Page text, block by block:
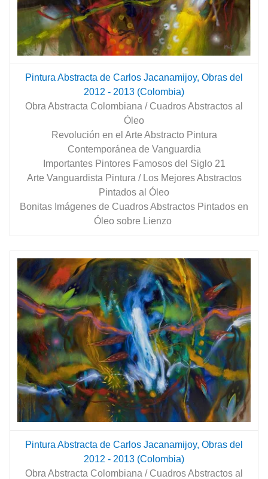
Pintura Abstracta de Carlos Jacanamijoy, Obras del
2012 - 2013 (Colombia)
Obra Abstracta Colombiana / Cuadros Abstractos al
Óleo
Revolución en el Arte Abstracto Pintura
Contemporánea de Vanguardia
Importantes Pintores Famosos del Siglo 21
Arte Vanguardista Pintura / Los Mejores Abstractos
Pintados al Óleo
Bonitas Imágenes de Cuadros Abstractos Pintados en
Óleo sobre Lienzo
Pintura Abstracta de Carlos Jacanamijoy, Obras del
2012 - 2013 (Colombia)
Obra Abstracta Colombiana / Cuadros Abstractos al